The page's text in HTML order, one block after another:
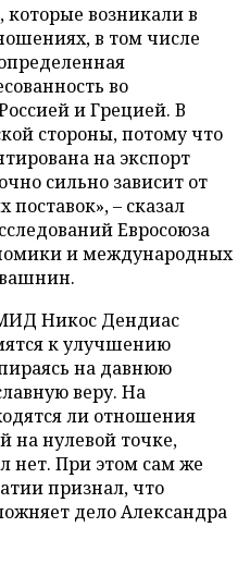
которые возникали в
в том числе
во
и Грецией. В
стороны, потому что
на экспорт
сильно зависит от
– сказал
Евросоюза
и международных
МИД Никос Дендиас
к улучшению
на давнюю
веру. На
ли отношения
на нулевой точке,
нет. При этом сам же
признал, что
дело Александра